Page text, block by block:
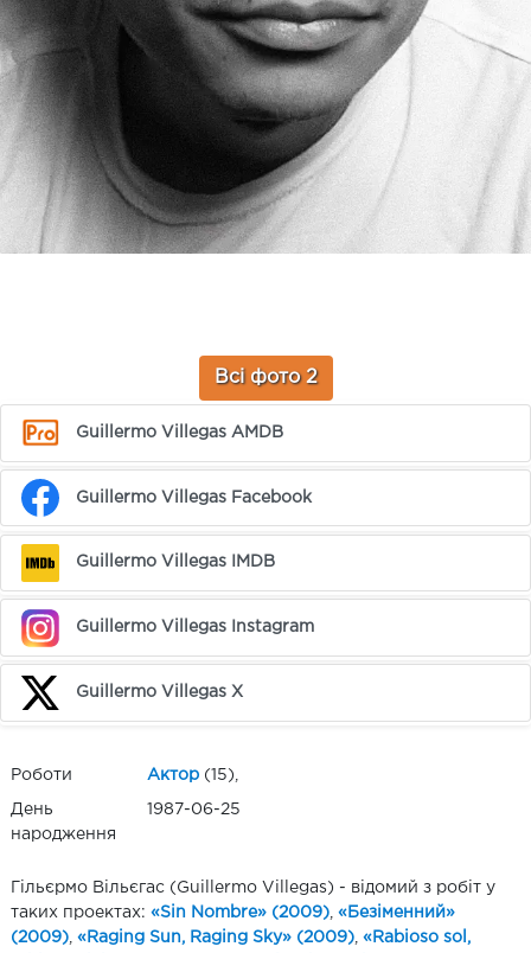
Всі фото 2
Guillermo Villegas AMDB
Guillermo Villegas Facebook
Guillermo Villegas IMDB
Guillermo Villegas Instagram
Guillermo Villegas X
Роботи Актор (15),
День
народження
1987-06-25
Гільєрмо Вільєгас (Guillermo Villegas) - відомий з робіт у
таких проектах: «Sin Nombre» (2009) «Безіменний»
(2009) «Raging Sun, Raging Sky» (2009) «Rabioso sol,